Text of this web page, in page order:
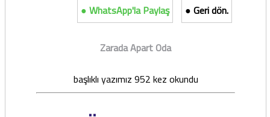
● WhatsApp'la Paylaş
● Geri dön.
Zarada Apart Oda
başlıklı yazımız 952 kez okundu